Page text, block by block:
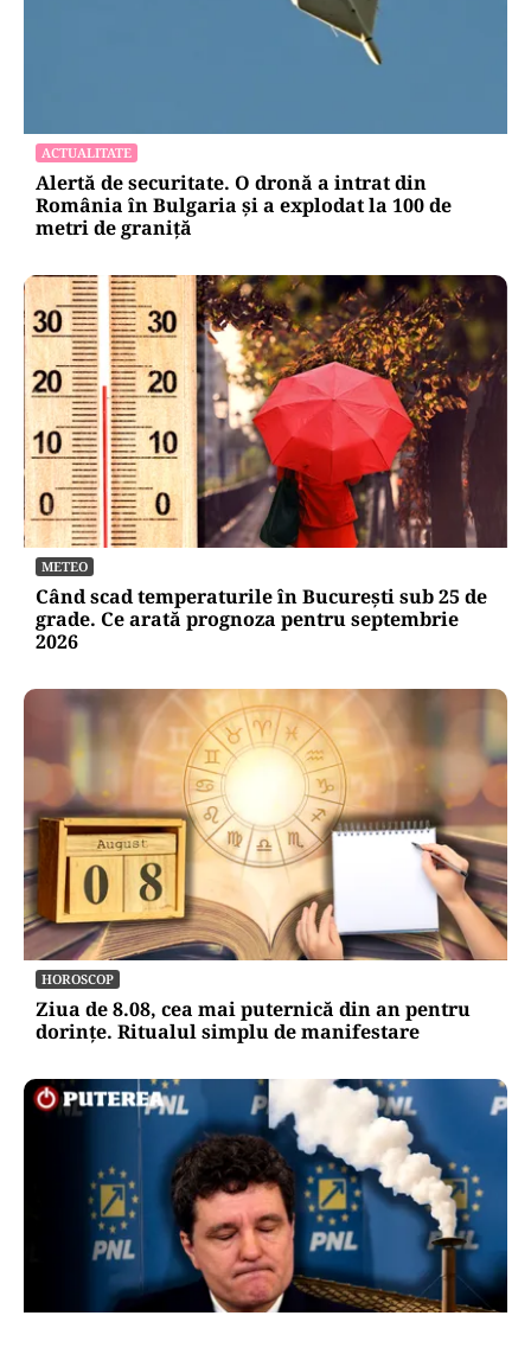
ACTUALITATE
Alertă de securitate. O dronă a intrat din
România în Bulgaria şi a explodat la 100 de
metri de graniţă
METEO
Când scad temperaturile în București sub 25 de
grade. Ce arată prognoza pentru septembrie
2026
HOROSCOP
Ziua de 8.08, cea mai puternică din an pentru
dorințe. Ritualul simplu de manifestare